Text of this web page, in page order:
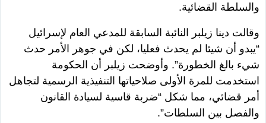
والسلطة القضائية.
وقالت دينا زيلبر النائبة السابقة للمدعي العام لإسرائيل
“يبدو أن شيئا لم يحدث فعليا، لكن في جوهر الأمر حدث
شيء بالغ الخطورة”. وأوضحت زيلبر أن الحكومة
استخدمت للمرة الأولى صلاحياتها التنفيذية الرسمية لتجاهل
أمر قضائي، مما شكل “ضربة قاسية لسيادة القانون
والفصل بين السلطات”.